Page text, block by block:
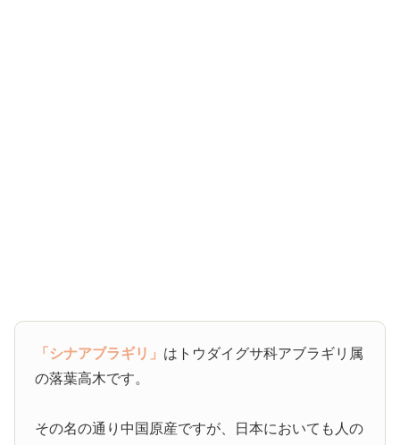
「シナアブラギリ」 はトウダイグサ科アブラギリ属
の落葉高木です。
その名の通り中国原産ですが、日本においても人の